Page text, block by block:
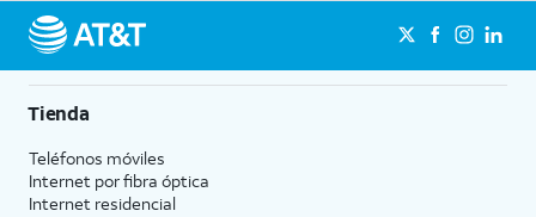
Tienda
Teléfonos móviles
Internet por fibra óptica
Internet residencial